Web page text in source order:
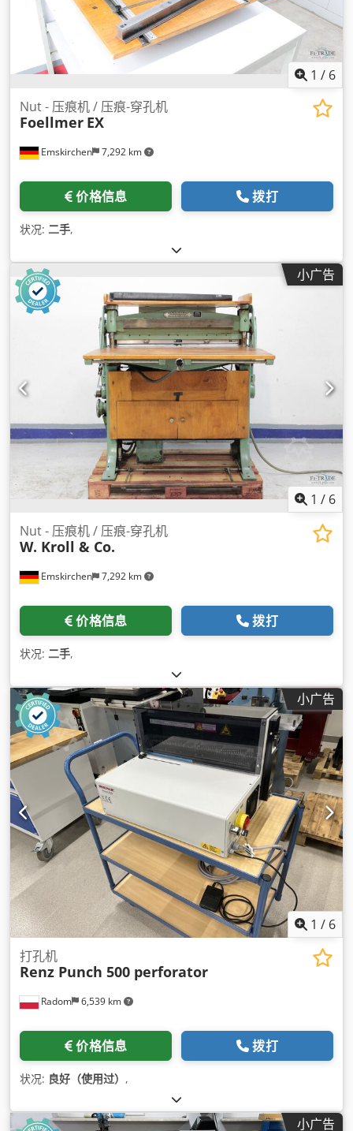
1 / 6
Emskirchen 7,292 km
Nut - 压痕机 / 压痕-穿孔机
Foellmer EX
价格信息 拨打
状况: 二手,
小广告
1 / 6
Emskirchen 7,292 km
Nut - 压痕机 / 压痕-穿孔机
W. Kroll & Co.
价格信息 拨打
状况: 二手,
小广告
1 / 6
Radom 6,539 km
打孔机
Renz Punch 500 perforator
价格信息 拨打
状况: 良好（使用过） ,
小广告